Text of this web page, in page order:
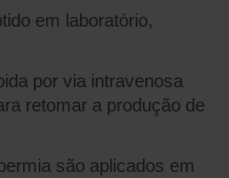
em laboratório,
por via intravenosa
retomar a produção de
são aplicados em